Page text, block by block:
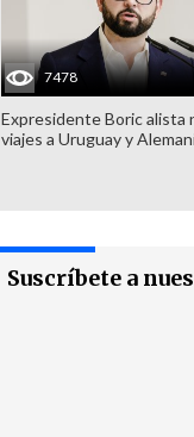
7478
Expresidente Boric alista
viajes a Uruguay y
Suscríbete a